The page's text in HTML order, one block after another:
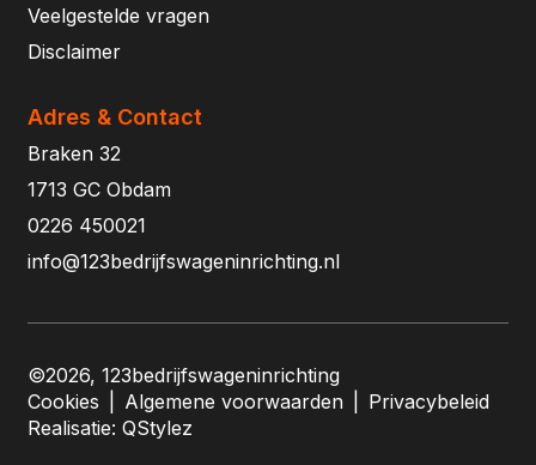
Veelgestelde vragen
Disclaimer
Adres & Contact
Braken 32
1713 GC Obdam
0226 450021
info@123bedrijfswageninrichting.nl
©2026, 123bedrijfswageninrichting
Cookies
Algemene voorwaarden
Privacybeleid
Realisatie: QStylez